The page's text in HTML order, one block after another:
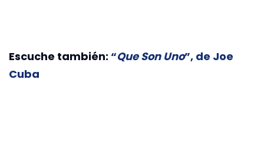
Escuche también: “Que Son Uno”, de Joe
Cuba